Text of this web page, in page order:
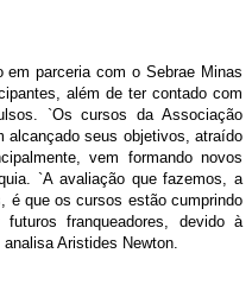
parceria com o Sebrae Minas
além de ter contado com
`Os cursos da Associação
alcançado seus objetivos, atraído
vem formando novos
`A avaliação que fazemos, a
é que os cursos estão cumprindo
franqueadores, devido à
Aristides Newton.